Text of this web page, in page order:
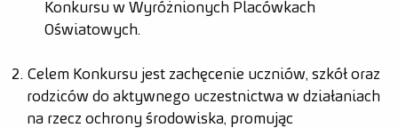
Konkursu w Wyróżnionych Placówkach
Oświatowych.
Celem Konkursu jest zachęcenie uczniów, szkół oraz
rodziców do aktywnego uczestnictwa w działaniach
na rzecz ochrony środowiska, promując